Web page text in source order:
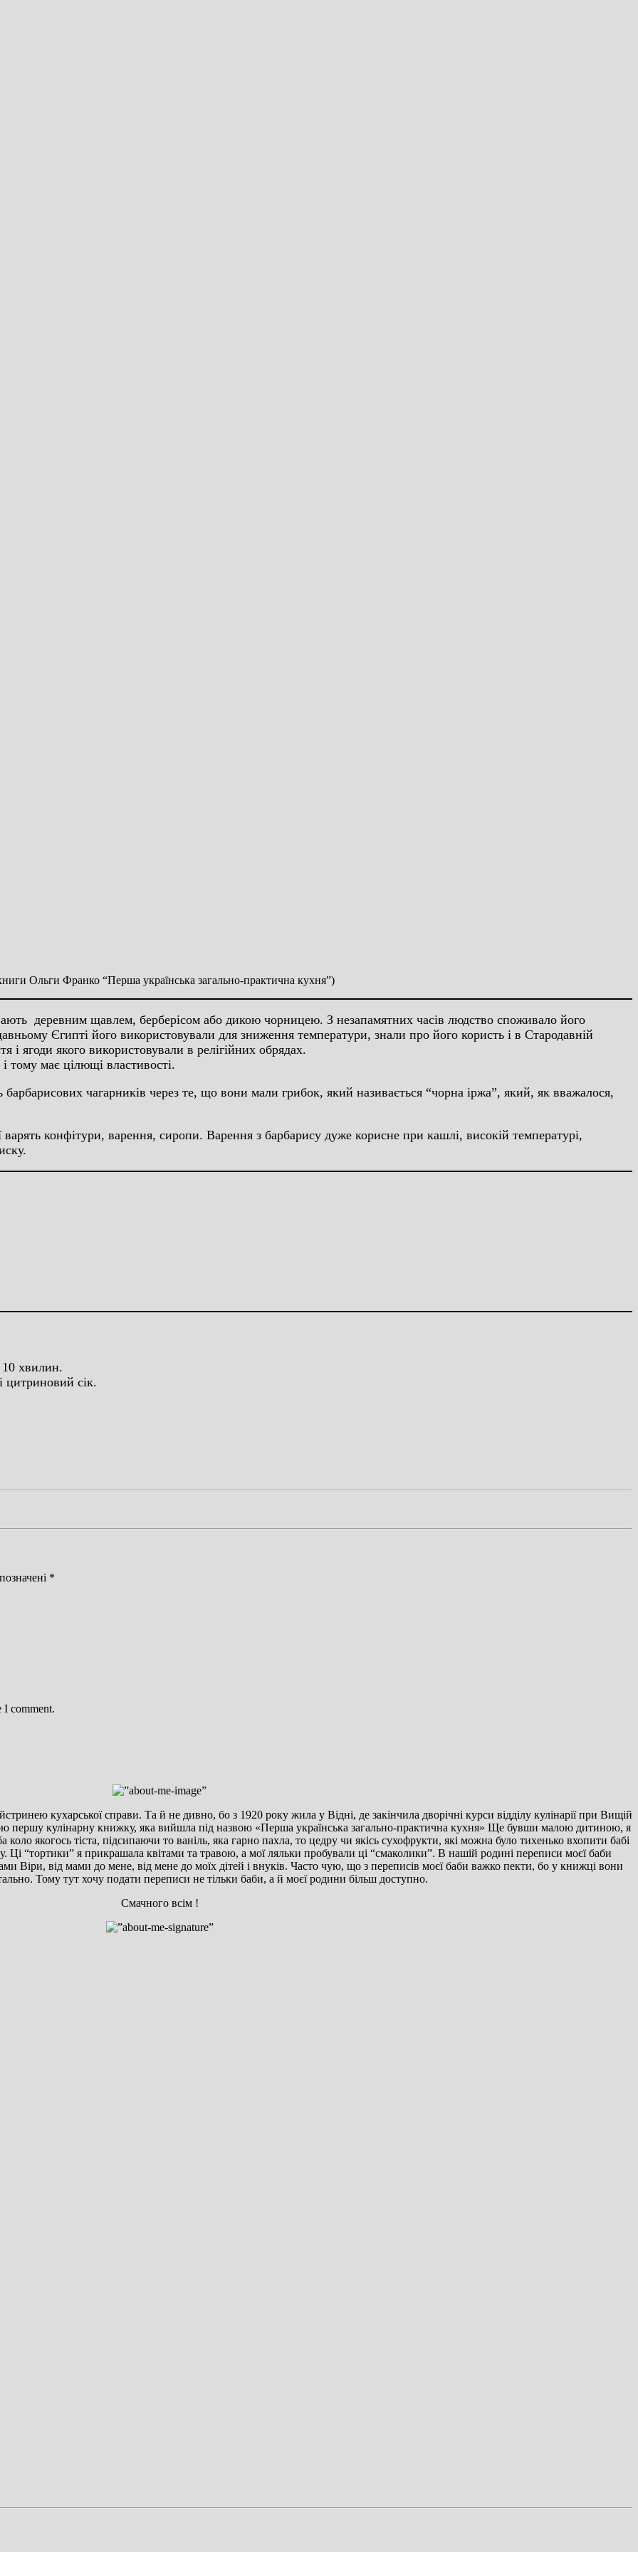
Ольги Франко “Перша українська загально-практична кухня”)
деревним щавлем, берберісом або дикою чорницею. З незапамятних часів людство споживало його
Єгипті його використовували для зниження температури, знали про його користь і в Стародавній
ягоди якого використовували в релігійних обрядах.
тому має цілющі властивості.
чагарників через те, що вони мали грибок, який називається “чорна іржа”, який, як вважалося,
конфітури, варення, сиропи. Варення з барбарису дуже корисне при кашлі, високій температурі,
10 хвилин.
цитриновий сік.
*
I comment.
кухарської справи. Та й не дивно, бо з 1920 року жила у Відні, де закінчила дворічні курси відділу кулінарії при Вищій
першу кулінарну книжку, яка вийшла під назвою «Перша українська загально-практична кухня» Ще бувши малою дитиною, я
якогось тіста, підсипаючи то ваніль, яка гарно пахла, то цедру чи якісь сухофрукти, які можна було тихенько вхопити бабі
Ці “тортики” я прикрашала квітами та травою, а мої ляльки пробували ці “смаколики”. В нашій родині переписи моєї баби
Віри, від мами до мене, від мене до моїх дітей і внуків. Часто чую, що з переписів моєї баби важко пекти, бо у книжці вони
Тому тут хочу подати переписи не тільки баби, а й моєї родини більш доступно.
Смачного всім !